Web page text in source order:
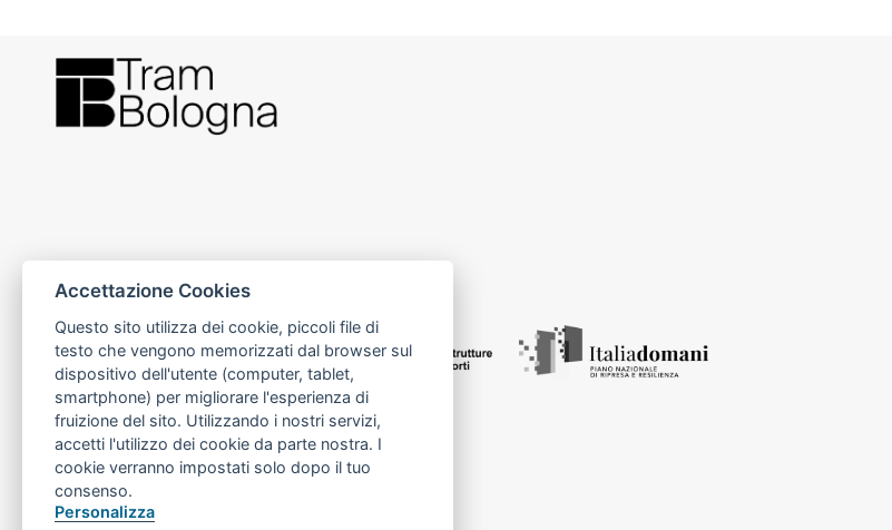
Accettazione Cookies
Questo sito utilizza dei cookie, piccoli file di
testo che vengono memorizzati dal browser sul
dispositivo dell'utente (computer, tablet,
smartphone) per migliorare l'esperienza di
fruizione del sito. Utilizzando i nostri servizi,
accetti l'utilizzo dei cookie da parte nostra. I
cookie verranno impostati solo dopo il tuo
consenso.
Personalizza